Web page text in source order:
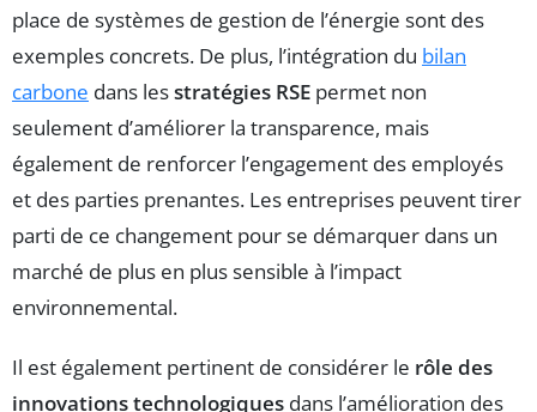
place de systèmes de gestion de l’énergie sont des
exemples concrets. De plus, l’intégration du bilan
carbone dans lesstratégies RSE permet non
seulement d’améliorer la transparence, mais
également de renforcer l’engagement des employés
et des parties prenantes. Les entreprises peuvent tirer
parti de ce changement pour se démarquer dans un
marché de plus en plus sensible à l’impact
environnemental.
Il est également pertinent de considérer le rôle des
innovations technologiques dans l’amélioration des